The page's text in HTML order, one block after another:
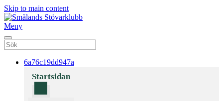
Skip to main content
Meny
6a76c19dd947a
Startsidan